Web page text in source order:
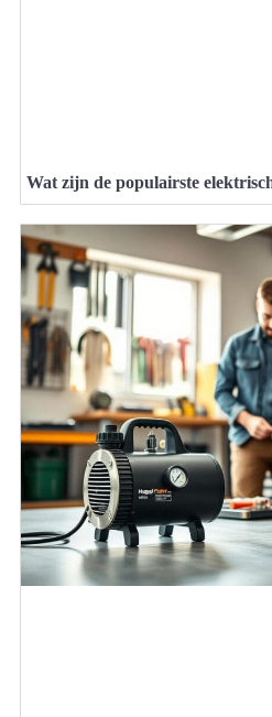
Wat zijn de populairste